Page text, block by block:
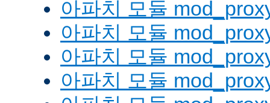
아파치 모듈
아파치 모듈
아파치 모듈
아파치 모듈